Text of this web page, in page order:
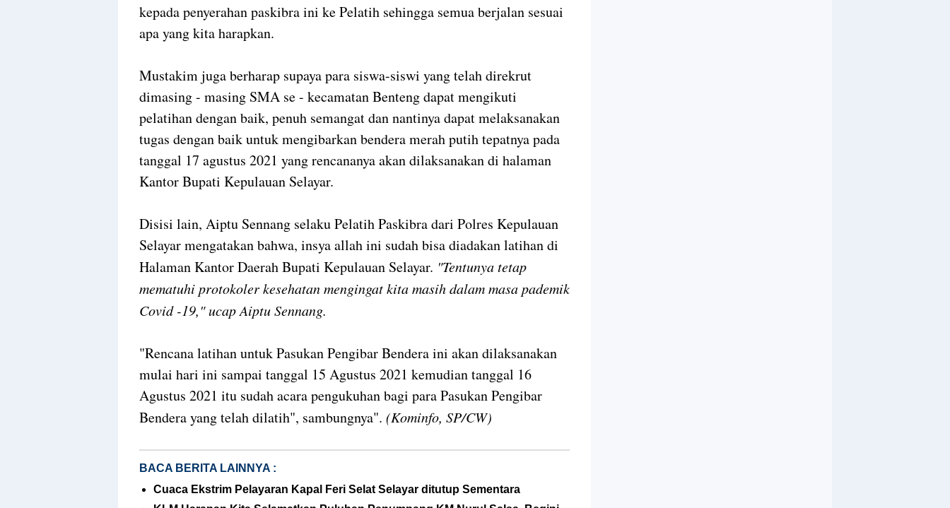
kepada penyerahan paskibra ini ke Pelatih sehingga semua berjalan sesuai
apa yang kita harapkan.
Mustakim juga berharap supaya para siswa-siswi yang telah direkrut
dimasing - masing SMA se - kecamatan Benteng dapat mengikuti
pelatihan dengan baik, penuh semangat dan nantinya dapat melaksanakan
tugas dengan baik untuk mengibarkan bendera merah putih tepatnya pada
tanggal 17 agustus 2021 yang rencananya akan dilaksanakan di halaman
Kantor Bupati Kepulauan Selayar.
Disisi lain, Aiptu Sennang selaku Pelatih Paskibra dari Polres Kepulauan
Selayar mengatakan bahwa, insya allah ini sudah bisa diadakan latihan di
Halaman Kantor Daerah Bupati Kepulauan Selayar. "Tentunya tetap
mematuhi protokoler kesehatan mengingat kita masih dalam masa pademik
Covid -19," ucap Aiptu Sennang.
"Rencana latihan untuk Pasukan Pengibar Bendera ini akan dilaksanakan
mulai hari ini sampai tanggal 15 Agustus 2021 kemudian tanggal 16
Agustus 2021 itu sudah acara pengukuhan bagi para Pasukan Pengibar
Bendera yang telah dilatih", sambungnya". (Kominfo, SP/CW)
BACA BERITA LAINNYA :
Cuaca Ekstrim Pelayaran Kapal Feri Selat Selayar ditutup Sementara